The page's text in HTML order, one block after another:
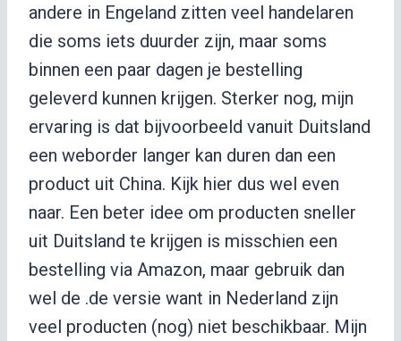
andere in Engeland zitten veel handelaren
die soms iets duurder zijn, maar soms
binnen een paar dagen je bestelling
geleverd kunnen krijgen. Sterker nog, mijn
ervaring is dat bijvoorbeeld vanuit Duitsland
een weborder langer kan duren dan een
product uit China. Kijk hier dus wel even
naar. Een beter idee om producten sneller
uit Duitsland te krijgen is misschien een
bestelling via Amazon, maar gebruik dan
wel de .de versie want in Nederland zijn
veel producten (nog) niet beschikbaar. Mijn